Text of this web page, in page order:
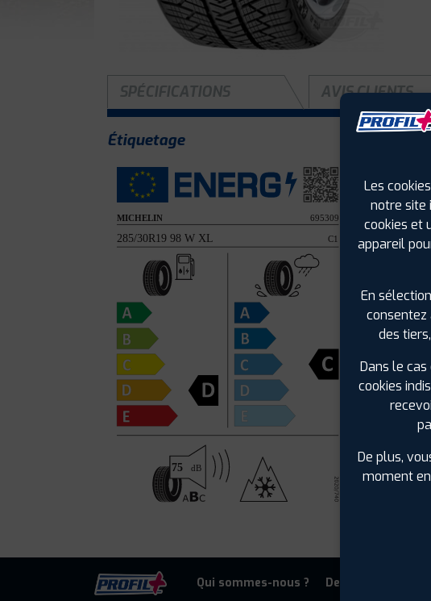
SPÉCIFICATIONS AVIS CLIENTS
Étiquetage
Runflat :
Largeur
Bruit de
Code
Qui sommes-nous ? Devenir adherent
Les
notre site
cookies et
appareil
En
consentez
des
Dans le
cookies
De plus,
moment